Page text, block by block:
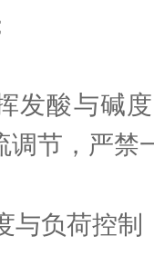
酸与碱度
调节，严禁
负荷控制